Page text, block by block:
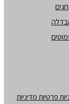
חגים
פרטיותמדיניות